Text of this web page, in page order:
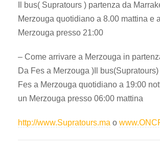
Il bus( Supratours ) partenza da
Merzouga quotidiano a 8.00 mattina e
Merzouga presso 21:00
– Come arrivare a Merzouga in
Da Fes a Merzouga )Il
Fes a Merzouga quotidiano a 19:00
un Merzouga presso 06:00 mattina
http://www.Supratours.ma o